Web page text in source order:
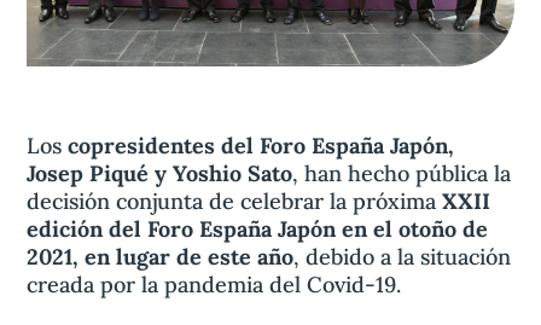
de privacidad
Loscopresidentes del Foro España Japón,
Josep Piqué y Yoshio Sato, han hecho pública la
decisión conjunta de celebrar la próximaXXII
edición del Foro España Japón en el otoño de
2021, en lugar de este año, debido a la situación
creada por la pandemia del Covid-19.